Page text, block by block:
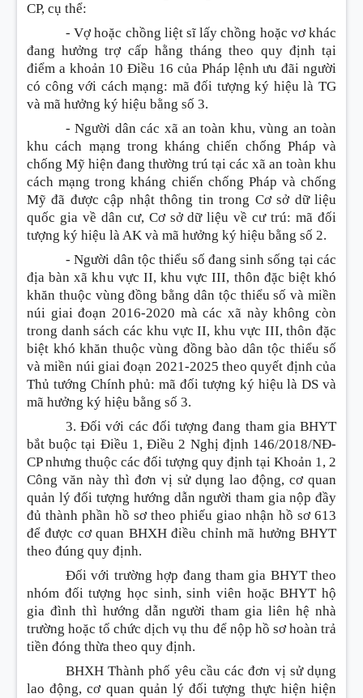
CP, cụ thể:
- Vợ hoặc chồng liệt sĩ lấy chồng hoặc vơ khác
đang hưởng trợ cấp hằng tháng theo quy định tại
điểm a khoản 10 Điều 16 của Pháp lệnh ưu đãi người
có công với cách mạng: mã đối tượng ký hiệu là TG
và mã hưởng ký hiệu bằng số 3.
- Người dân các xã an toàn khu, vùng an toàn
khu cách mạng trong kháng chiến chống Pháp và
chống Mỹ hiện đang thường trú tại các xã an toàn khu
cách mạng trong kháng chiến chống Pháp và chống
Mỹ đã được cập nhật thông tin trong Cơ sở dữ liệu
quốc gia về dân cư, Cơ sở dữ liệu về cư trú: mã đối
tượng ký hiệu là AK và mã hưởng ký hiệu bằng số 2.
- Người dân tộc thiểu số đang sinh sống tại các
địa bàn xã khu vực II, khu vực III, thôn đặc biệt khó
khăn thuộc vùng đồng bằng dân tộc thiểu số và miền
núi giai đoạn 2016-2020 mà các xã này không còn
trong danh sách các khu vực II, khu vực III, thôn đặc
biệt khó khăn thuộc vùng đồng bào dân tộc thiểu số
và miền núi giai đoạn 2021-2025 theo quyết định của
Thủ tướng Chính phủ: mã đối tượng ký hiệu là DS và
mã hưởng ký hiệu bằng số 3.
3. Đối với các đối tượng đang tham gia BHYT
bắt buộc tại Điều 1, Điều 2 Nghị định 146/2018/NĐ-
CP nhưng thuộc các đối tượng quy định tại Khoản 1, 2
Công văn này thì đơn vị sử dụng lao động, cơ quan
quản lý đối tượng hướng dẫn người tham gia nộp đầy
đủ thành phần hồ sơ theo phiếu giao nhận hồ sơ 613
để được cơ quan BHXH điều chỉnh mã hưởng BHYT
theo đúng quy định.
Đối với trường hợp đang tham gia BHYT theo
nhóm đối tượng học sinh, sinh viên hoặc BHYT hộ
gia đình thì hướng dẫn người tham gia liên hệ nhà
trường hoặc tổ chức dịch vụ thu để nộp hồ sơ hoàn trả
tiền đóng thừa theo quy định.
BHXH Thành phố yêu cầu các đơn vị sử dụng
lao động, cơ quan quản lý đối tượng thực hiện hiện